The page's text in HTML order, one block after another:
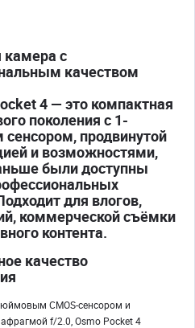
с
качеством
4 — это компактная
поколения с 1-
продвинутой
и возможностями,
были доступны
для влогов,
коммерческой съёмки
контента.
качество
CMOS-сенсором и
f/2.0, Osmo Pocket 4